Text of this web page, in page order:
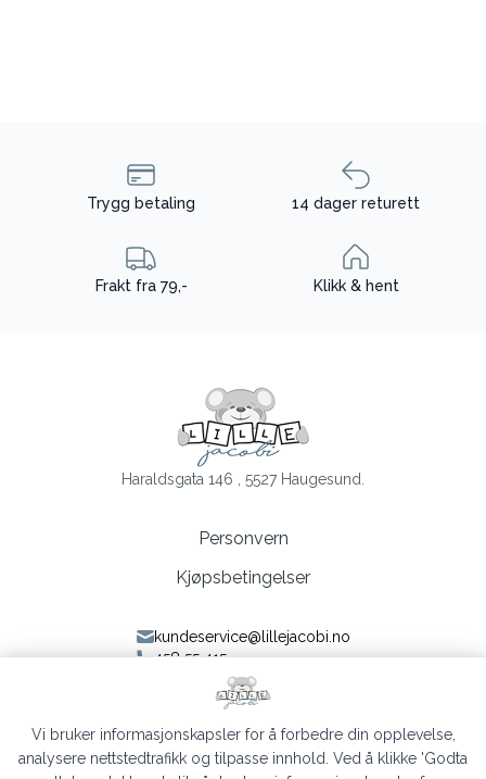
Trygg betaling 14 dager returett
Frakt fra 79,- Klikk & hent
Haraldsgata 146 , 5527 Haugesund.
Personvern
Kjøpsbetingelser
kundeservice@lillejacobi.no
458 55 415
Følg oss på Facebook
Følg oss på Instagram
Vi bruker informasjonskapsler for å forbedre din opplevelse,
analysere nettstedtrafikk og tilpasse innhold. Ved å klikke 'Godta